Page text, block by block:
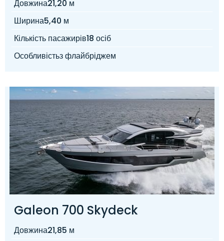
Довжина21,20 м
Ширина5,40 м
Кількість пасажирів18 осіб
Особливістьз флайбріджем
Galeon 700 Skydeck
Довжина21,85 м